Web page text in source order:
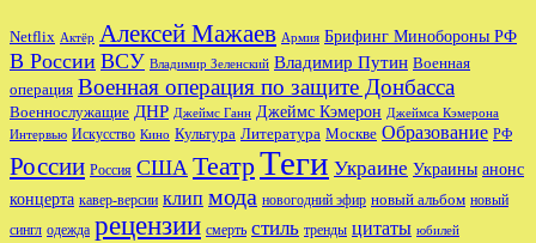
Netflix Актёр Алексей Мажаев Армия Брифинг Минобороны РФ
В России ВСУ Владимир Зеленский Владимир Путин Военная
операция Военная операция по защите Донбасса
Военнослужащие ДНР Джеймс Ганн Джеймс Кэмерон Джеймса Кэмерона
Интервью Искусство Кино Культура Литература Москве Образование РФ
России Россия США ТеатрТеги Украине Украины анонс
концерта кавер-версии клип мода новогодний эфир новый альбом новый
сингл одежда рецензии смерть стиль тренды цитаты юбилей